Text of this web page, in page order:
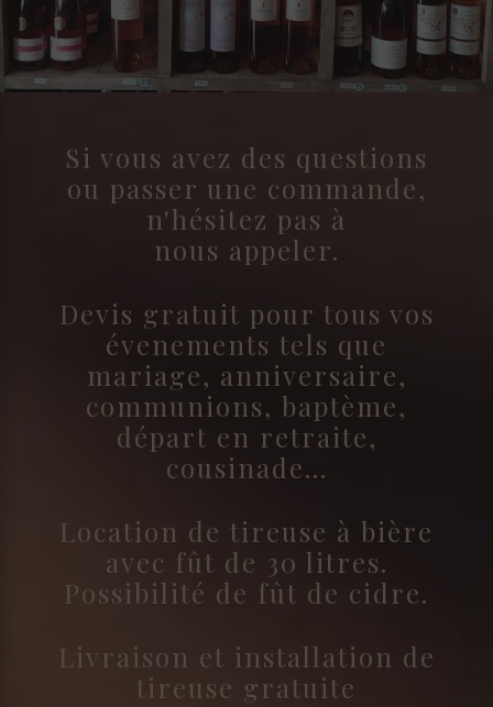
Si vous avez des questions
ou passer une commande,
n'hésitez pas à
nous appeler.
Devis gratuit pour tous vos
évenements tels que
mariage, anniversaire,
communions, baptème,
départ en retraite,
cousinade...
Location de tireuse à bière
avec fût de 30 litres.
Possibilité de fût de cidre.
Livraison et installation de
tireuse gratuite